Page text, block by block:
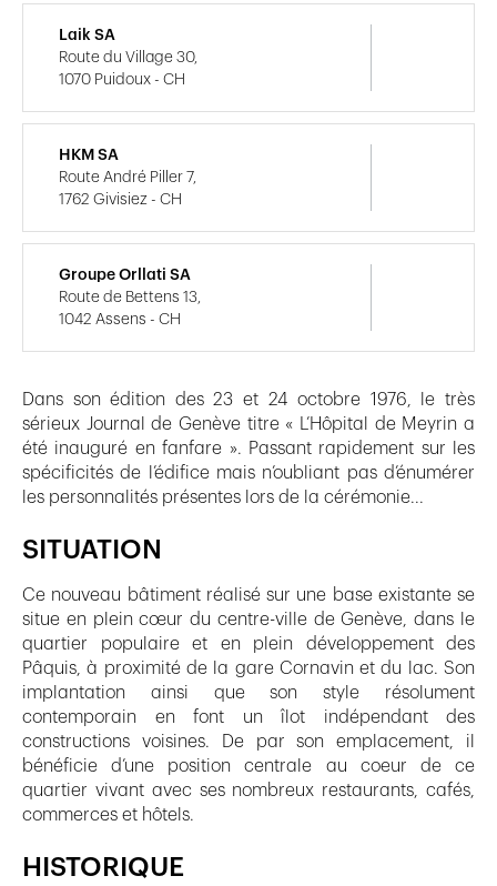
Dans son édition des 23 et 24 octobre 1976, le très
sérieux Journal de Genève titre « L’Hôpital de Meyrin a
été inauguré en fanfare ». Passant rapidement sur les
spécificités de l’édifice mais n’oubliant pas d’énumérer
les personnalités présentes lors de la cérémonie...
SITUATION
Ce nouveau bâtiment réalisé sur une base existante se
situe en plein cœur du centre-ville de Genève, dans le
quartier populaire et en plein développement des
Pâquis, à proximité de la gare Cornavin et du lac. Son
implantation ainsi que son style résolument
contemporain en font un îlot indépendant des
constructions voisines. De par son emplacement, il
bénéficie d’une position centrale au coeur de ce
quartier vivant avec ses nombreux restaurants, cafés,
commerces et hôtels.
HISTORIQUE
Laik SA
Route du Village 30,
1070 Puidoux - CH
HKM SA
Route André Piller 7,
1762 Givisiez - CH
Groupe Orllati SA
Route de Bettens 13,
1042 Assens - CH